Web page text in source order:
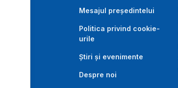
Mesajul președintelui
Politica privind cookie-
urile
Știri și evenimente
Despre noi